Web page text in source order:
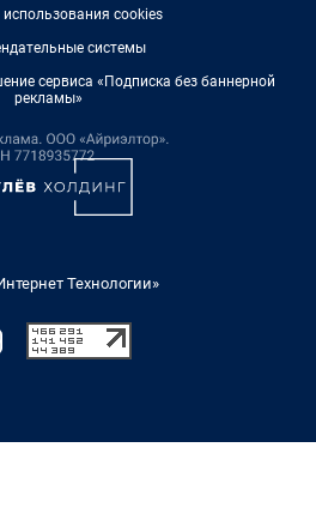
использования cookies
системы
сервиса «Подписка без баннерной
рекламы»
Технологии»